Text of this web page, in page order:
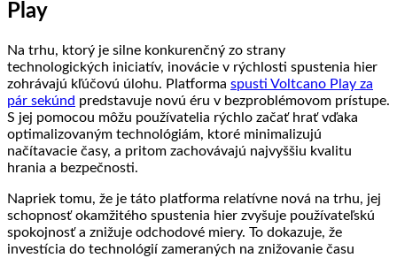
Play
Na trhu, ktorý je silne konkurenčný zo strany
technologických iniciatív, inovácie v rýchlosti spustenia hier
zohrávajú kľúčovú úlohu. Platforma spusti Voltcano Play za
pár sekúnd predstavuje novú éru v bezproblémovom prístupe.
S jej pomocou môžu používatelia rýchlo začať hrať vďaka
optimalizovaným technológiám, ktoré minimalizujú
načítavacie časy, a pritom zachovávajú najvyššiu kvalitu
hrania a bezpečnosti.
Napriek tomu, že je táto platforma relatívne nová na trhu, jej
schopnosť okamžitého spustenia hier zvyšuje používateľskú
spokojnosť a znižuje odchodové miery. To dokazuje, že
investícia do technológií zameraných na znižovanie času